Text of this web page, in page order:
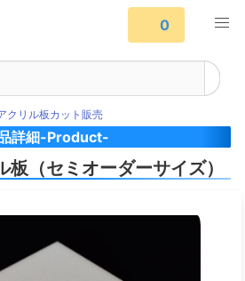
0
クリル板カット販売
詳細-Product-
板（セミオーダーサイズ）